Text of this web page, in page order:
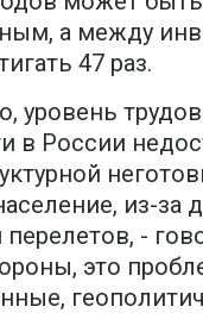
а между
47 раз.
уровень
в России
из-за
-
это